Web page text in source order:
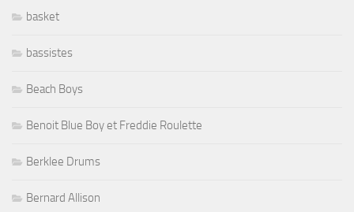
basket
bassistes
Beach Boys
Benoit Blue Boy et Freddie Roulette
Berklee Drums
Bernard Allison